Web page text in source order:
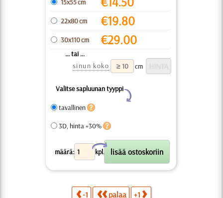
15x55 cm
22x80 cm €19.80
30x110 cm €29.00
... tai ...
sinun koko
cm
Valitse sapluunan tyyppi
Y
tavallinen
3D, hinta +30%
määrä: kpl.
X
-1 palaa +1